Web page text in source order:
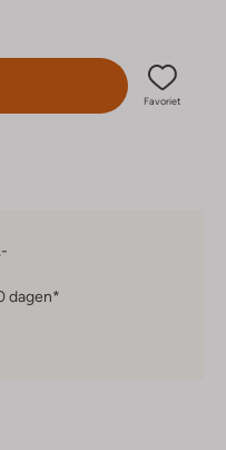
Favoriet
dagen*